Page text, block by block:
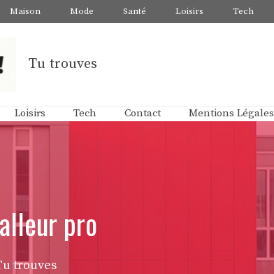
Maison Mode Santé Loisirs Tech
Tu trouves
Loisirs Tech Contact Mentions Légales
pro
trouves